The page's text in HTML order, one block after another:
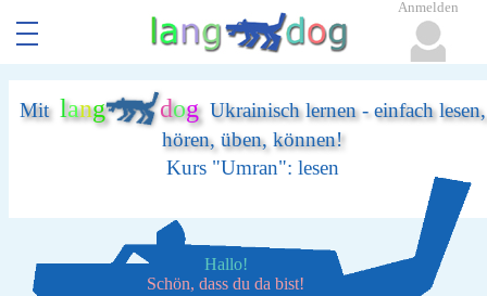
Mit lang dogUkrainisch lernen - einfach lesen,
hören, üben, können!
Kurs "Umran": lesen
Hallo!
Schön, dass du da bist!
Anmelden